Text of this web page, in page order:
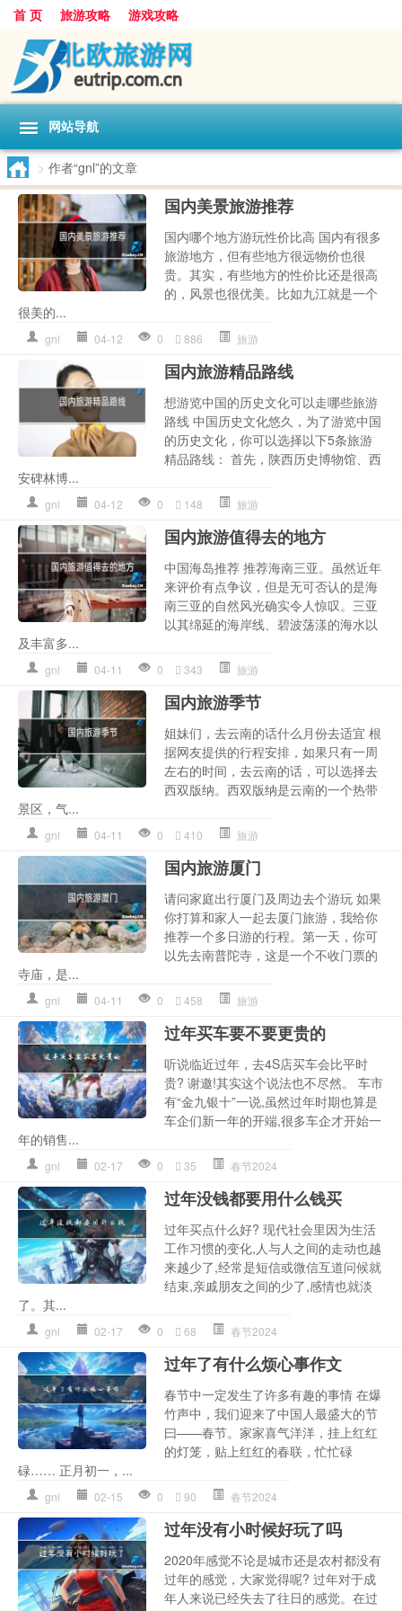
首 页 旅游攻略 游戏攻略
网站导航
> 作者“gnl”的文章
国内美景旅游推荐
国内哪个地方游玩性价比高 国内有很多
旅游地方，但有些地方很远物价也很
贵。其实，有些地方的性价比还是很高
的，风景也很优美。比如九江就是一个
很美的...
gnl 04-12 0 886 旅游
国内旅游精品路线
想游览中国的历史文化可以走哪些旅游
路线 中国历史文化悠久，为了游览中国
的历史文化，你可以选择以下5条旅游
精品路线： 首先，陕西历史博物馆、西
安碑林博...
gnl 04-12 0 148 旅游
国内旅游值得去的地方
中国海岛推荐 推荐海南三亚。虽然近年
来评价有点争议，但是无可否认的是海
南三亚的自然风光确实令人惊叹。三亚
以其绵延的海岸线、碧波荡漾的海水以
及丰富多...
gnl 04-11 0 343 旅游
国内旅游季节
姐妹们，去云南的话什么月份去适宜 根
据网友提供的行程安排，如果只有一周
左右的时间，去云南的话，可以选择去
西双版纳。西双版纳是云南的一个热带
景区，气...
gnl 04-11 0 410 旅游
国内旅游厦门
请问家庭出行厦门及周边去个游玩 如果
你打算和家人一起去厦门旅游，我给你
推荐一个多日游的行程。第一天，你可
以先去南普陀寺，这是一个不收门票的
寺庙，是...
gnl 04-11 0 458 旅游
过年买车要不要更贵的
听说临近过年，去4S店买车会比平时
贵? 谢邀!其实这个说法也不尽然。 车市
有“金九银十”一说,虽然过年时期也算是
车企们新一年的开端,很多车企才开始一
年的销售...
gnl 02-17 0 35 春节2024
过年没钱都要用什么钱买
过年买点什么好? 现代社会里因为生活
工作习惯的变化,人与人之间的走动也越
来越少了,经常是短信或微信互道问候就
结束,亲戚朋友之间的少了,感情也就淡
了。其...
gnl 02-17 0 68 春节2024
过年了有什么烦心事作文
春节中一定发生了许多有趣的事情 在爆
竹声中，我们迎来了中国人最盛大的节
曰——春节。家家喜气洋洋，挂上红红
的灯笼，贴上红红的春联，忙忙碌
碌…… 正月初一，...
gnl 02-15 0 90 春节2024
过年没有小时候好玩了吗
2020年感觉不论是城市还是农村都没有
过年的感觉，大家觉得呢? 过年对于成
年人来说已经失去了往日的感觉。在过